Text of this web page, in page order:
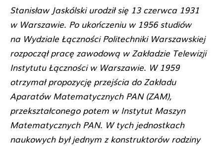
Stanisław Jaskólski urodził się 13 czerwca 1931
w Warszawie. Po ukończeniu w 1956 studiów
na Wydziale Łączności Politechniki Warszawskiej
rozpoczął pracę zawodową w Zakładzie Telewizji
Instytutu Łączności w Warszawie. W 1959
otrzymał propozycję przejścia do Zakładu
Aparatów Matematycznych PAN (ZAM),
przekształconego potem w Instytut Maszyn
Matematycznych PAN. W tych jednostkach
naukowych był jednym z konstruktorów rodziny